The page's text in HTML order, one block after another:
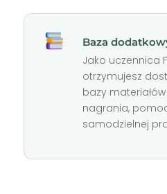
Baza
Jako uczennica
otrzymujesz
bazy
nagrania,
samodzielnej